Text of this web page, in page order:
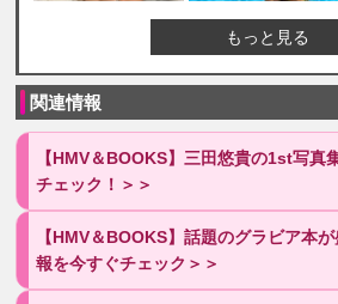
もっと見る
関連情報
【HMV＆BOOKS】三田悠貴の1st写真
チェック！＞＞
【HMV＆BOOKS】話題のグラビア本
報を今すぐチェック＞＞